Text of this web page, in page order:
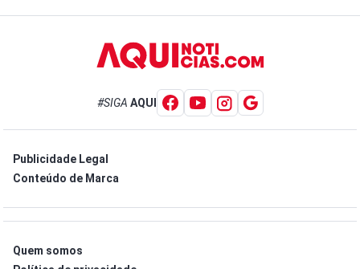
#SIGA AQUI
Publicidade Legal
Conteúdo de Marca
Quem somos